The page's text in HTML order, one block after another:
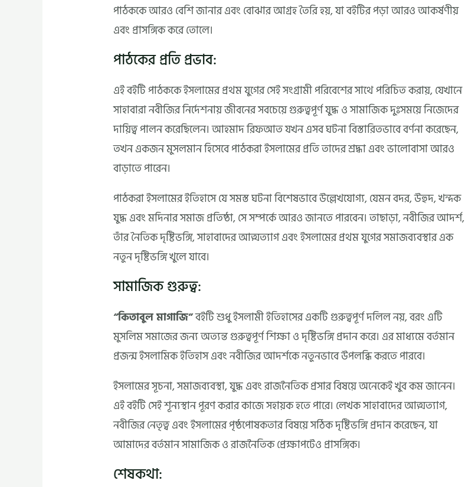
পাঠককে আরও বেশি জানার এবং বোঝার আগ্রহ তৈরি হয়, যা বইটির পড়া আরও আকর্ষণীয়
এবং প্রাসঙ্গিক করে তোলে।
পাঠকের প্রতি প্রভাব:
এই বইটি পাঠককে ইসলামের প্রথম যুগের সেই সংগ্রামী পরিবেশের সাথে পরিচিত করায়, যেখানে
সাহাবারা নবীজির নির্দেশনায় জীবনের সবচেয়ে গুরুত্বপূর্ণ যুদ্ধ ও সামাজিক দুঃসময়ে নিজেদের
দায়িত্ব পালন করেছিলেন। আহমাদ রিফআত যখন এসব ঘটনা বিস্তারিতভাবে বর্ণনা করেছেন,
তখন একজন মুসলমান হিসেবে পাঠকরা ইসলামের প্রতি তাদের শ্রদ্ধা এবং ভালোবাসা আরও
বাড়াতে পারেন।
পাঠকরা ইসলামের ইতিহাসে যে সমস্ত ঘটনা বিশেষভাবে উল্লেখযোগ্য, যেমন বদর, উহুদ, খন্দক
যুদ্ধ এবং মদিনার সমাজ প্রতিষ্ঠা, সে সম্পর্কে আরও জানতে পারবেন। তাছাড়া, নবীজির আদর্শ,
তাঁর নৈতিক দৃষ্টিভঙ্গি, সাহাবাদের আত্মত্যাগ এবং ইসলামের প্রথম যুগের সমাজব্যবস্থার এক
নতুন দৃষ্টিভঙ্গি খুলে যাবে।
সামাজিক গুরুত্ব:
“কিতাবুল মাগাজি”বইটি শুধু ইসলামী ইতিহাসের একটি গুরুত্বপূর্ণ দলিল নয়, বরং এটি
মুসলিম সমাজের জন্য অত্যন্ত গুরুত্বপূর্ণ শিক্ষা ও দৃষ্টিভঙ্গি প্রদান করে। এর মাধ্যমে বর্তমান
প্রজন্ম ইসলামিক ইতিহাস এবং নবীজির আদর্শকে নতুনভাবে উপলব্ধি করতে পারবে।
ইসলামের সূচনা, সমাজব্যবস্থা, যুদ্ধ এবং রাজনৈতিক প্রসার বিষয়ে অনেকেই খুব কম জানেন।
এই বইটি সেই শূন্যস্থান পূরণ করার কাজে সহায়ক হতে পারে। লেখক সাহাবাদের আত্মত্যাগ,
নবীজির নেতৃত্ব এবং ইসলামের পৃষ্ঠপোষকতার বিষয়ে সঠিক দৃষ্টিভঙ্গি প্রদান করেছেন, যা
আমাদের বর্তমান সামাজিক ও রাজনৈতিক প্রেক্ষাপটেও প্রাসঙ্গিক।
শেষকথা: